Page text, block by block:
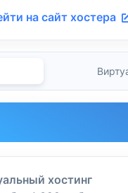
на сайт хостера
хостинг